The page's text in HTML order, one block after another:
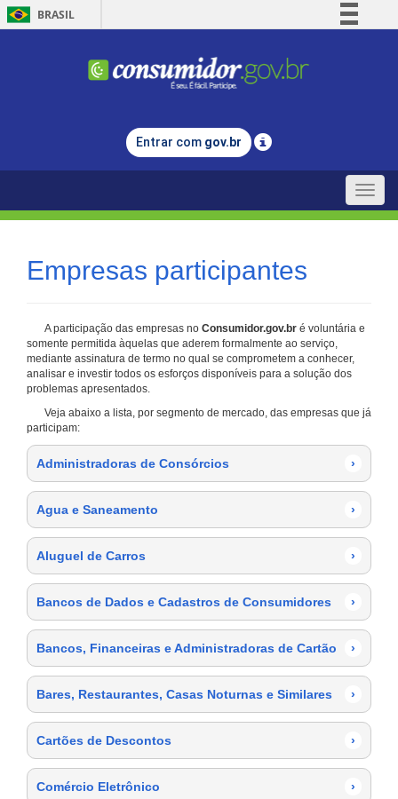
BRASIL
Comunica BR
Legislação
Entrar com gov.br
Toggle
Empresas participantes
A participação das empresas no Consumidor.gov.br é voluntária e
somente permitida àquelas que aderem formalmente ao serviço,
mediante assinatura de termo no qual se comprometem a conhecer,
analisar e investir todos os esforços disponíveis para a solução dos
problemas apresentados.
Veja abaixo a lista, por segmento de mercado, das empresas que já
participam:
Administradoras de Consórcios ›
Agua e Saneamento ›
Aluguel de Carros ›
Bancos de Dados e Cadastros de Consumidores ›
Bancos, Financeiras e Administradoras de Cartão ›
Bares, Restaurantes, Casas Noturnas e Similares ›
Cartões de Descontos ›
Comércio Eletrônico ›